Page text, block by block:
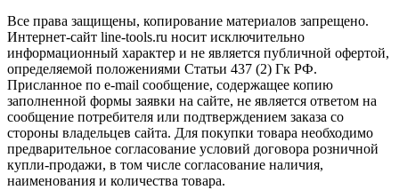
Все права защищены, копирование материалов запрещено.
Интернет-сайт line-tools.ru носит исключительно
информационный характер и не является публичной офертой,
определяемой положениями Статьи 437 (2) Гк РФ.
Присланное по e-mail сообщение, содержащее копию
заполненной формы заявки на сайте, не является ответом на
сообщение потребителя или подтверждением заказа со
стороны владельцев сайта. Для покупки товара необходимо
предварительное согласование условий договора розничной
купли-продажи, в том числе согласование наличия,
наименования и количества товара.